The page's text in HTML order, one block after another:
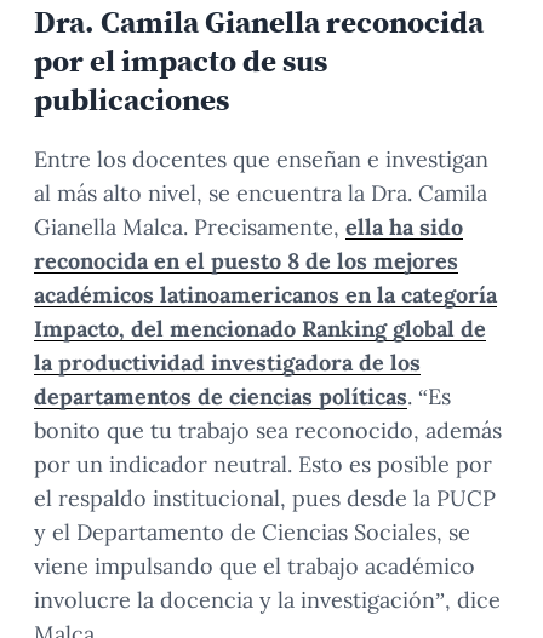
Dra. Camila Gianella reconocida
por el impacto de sus
publicaciones
Entre los docentes que enseñan e investigan
al más alto nivel, se encuentra la Dra. Camila
Gianella Malca. Precisamente, ella ha sido
reconocida en el puesto 8 de los mejores
académicos latinoamericanos en la categoría
Impacto, del mencionado Ranking global de
la productividad investigadora de los
departamentos de ciencias políticas. “Es
bonito que tu trabajo sea reconocido, además
por un indicador neutral. Esto es posible por
el respaldo institucional, pues desde la PUCP
y el Departamento de Ciencias Sociales, se
viene impulsando que el trabajo académico
involucre la docencia y la investigación”, dice